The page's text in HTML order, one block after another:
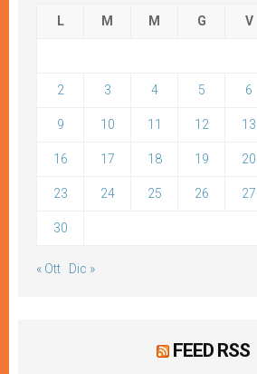
L M M G V
2 3 4 5 6
9 10 11 12 13
16 17 18 19 20
23 24 25 26 27
30
« Ott Dic »
FEED RSS